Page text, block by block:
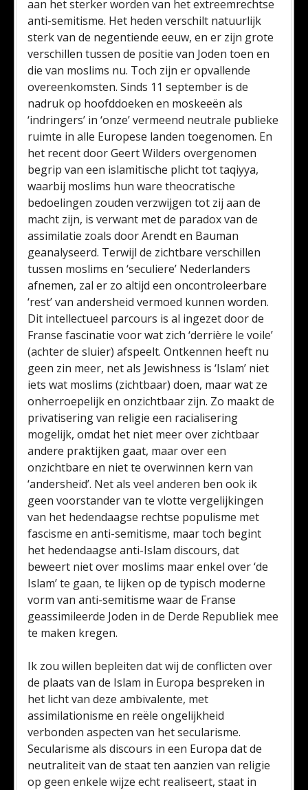
aan het sterker worden van het extreemrechtse
anti-semitisme. Het heden verschilt natuurlijk
sterk van de negentiende eeuw, en er zijn grote
verschillen tussen de positie van Joden toen en
die van moslims nu. Toch zijn er opvallende
overeenkomsten. Sinds 11 september is de
nadruk op hoofddoeken en moskeeën als
‘indringers’ in ‘onze’ vermeend neutrale publieke
ruimte in alle Europese landen toegenomen. En
het recent door Geert Wilders overgenomen
begrip van een islamitische plicht tot taqiyya,
waarbij moslims hun ware theocratische
bedoelingen zouden verzwijgen tot zij aan de
macht zijn, is verwant met de paradox van de
assimilatie zoals door Arendt en Bauman
geanalyseerd. Terwijl de zichtbare verschillen
tussen moslims en ‘seculiere’ Nederlanders
afnemen, zal er zo altijd een oncontroleerbare
‘rest’ van andersheid vermoed kunnen worden.
Dit intellectueel parcours is al ingezet door de
Franse fascinatie voor wat zich ‘derrière le voile’
(achter de sluier) afspeelt. Ontkennen heeft nu
geen zin meer, net als Jewishness is ‘Islam’ niet
iets wat moslims (zichtbaar) doen, maar wat ze
onherroepelijk en onzichtbaar zijn. Zo maakt de
privatisering van religie een racialisering
mogelijk, omdat het niet meer over zichtbaar
andere praktijken gaat, maar over een
onzichtbare en niet te overwinnen kern van
‘andersheid’. Net als veel anderen ben ook ik
geen voorstander van te vlotte vergelijkingen
van het hedendaagse rechtse populisme met
fascisme en anti-semitisme, maar toch begint
het hedendaagse anti-Islam discours, dat
beweert niet over moslims maar enkel over ‘de
Islam’ te gaan, te lijken op de typisch moderne
vorm van anti-semitisme waar de Franse
geassimileerde Joden in de Derde Republiek mee
te maken kregen.
Ik zou willen bepleiten dat wij de conflicten over
de plaats van de Islam in Europa bespreken in
het licht van deze ambivalente, met
assimilationisme en reële ongelijkheid
verbonden aspecten van het secularisme.
Secularisme als discours in een Europa dat de
neutraliteit van de staat ten aanzien van religie
op geen enkele wijze echt realiseert, staat in